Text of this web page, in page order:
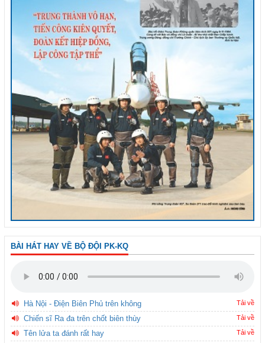
BÀI HÁT HAY VỀ BỘ ĐỘI PK-KQ
Hà Nội - Điện Biên Phủ trên không Tải về
Chiến sĩ Ra đa trên chốt biên thùy Tải về
Tên lửa ta đánh rất hay Tải về